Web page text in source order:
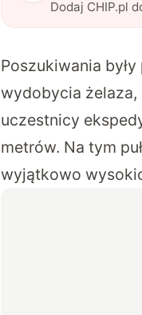
Dodaj CHIP.pl
Poszukiwania
wydobycia żelaza,
uczestnicy
metrów. Na tym
wyjątkowo